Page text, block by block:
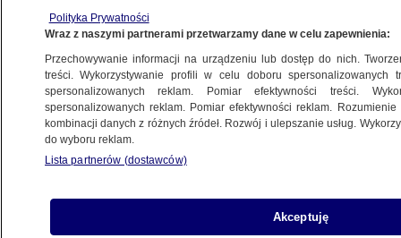
Proponowana ustawa "kryminalizuje ludzi
za to, że są tym, kim są"
2.05.2023, 20:43
Udostępnij
Polityka Prywatności
Wraz z naszymi partnerami przetwarzamy dane w celu zapewnienia:
Przechowywanie informacji na urządzeniu lub dostęp do nich.
treści. Wykorzystywanie profili w celu doboru spersonalizowanych
spersonalizowanych reklam. Pomiar efektywności treści.
spersonalizowanych reklam. Pomiar efektywności reklam.
kombinacji danych z różnych źródeł. Rozwój i ulepszanie usług.
do wyboru reklam.
Lista partnerów (dostawców)
Akceptuję